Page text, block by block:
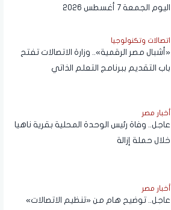
اليوم الجمعة 7 أغسطس 2026
اتصالات وتكنولوجيا
«أشبال مصر الرقمية».. وزارة الاتصالات تفتح
باب التقديم ببرنامج التعلم الذاتي
أخبار مصر
عاجل.. وفاة رئيس الوحدة المحلية بقرية ناهيا
خلال حملة إزالة
أخبار مصر
عاجل.. توضيح هام من «تنظيم الاتصالات»